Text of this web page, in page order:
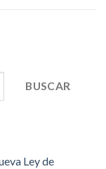
BUSCAR
Ley de